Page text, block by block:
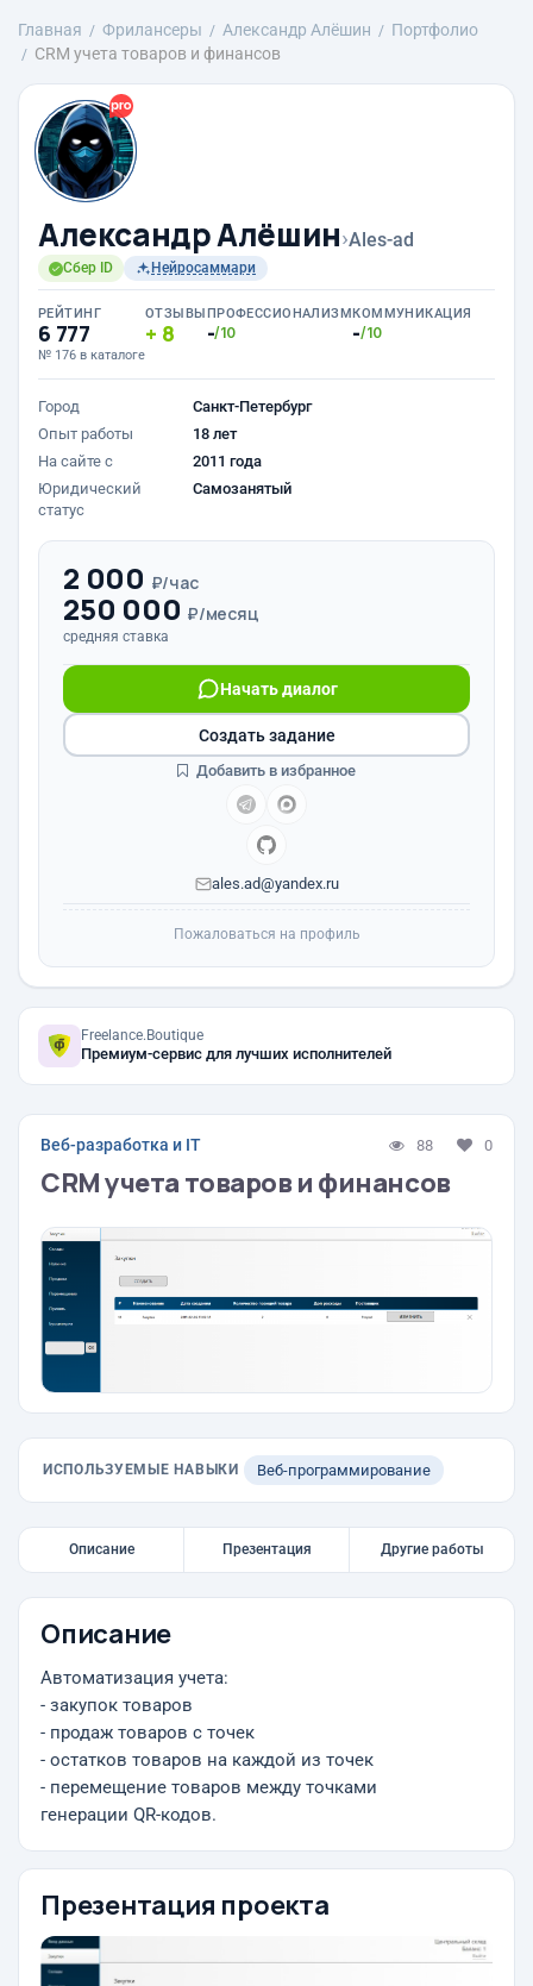
Главная Фрилансеры Александр Алёшин
Портфолио
CRM учета товаров и финансов
Александр Алёшин›Ales-ad
Сбер ID Нейросаммари
РЕЙТИНГ
6 777
№ 176 в каталоге
ОТЗЫВЫ
8
ПРОФЕССИОНАЛИЗМ
-/10
КОММУНИКАЦИЯ
-/10
Город
Санкт-Петербург
Опыт работы
18 лет
На сайте с
2011 года
Юридический
статус
Самозанятый
2 000 ₽/час
250 000 ₽/месяц
средняя ставка
Начать диалог
ales.ad@yandex.ru
Создать задание
Добавить в избранное
Пожаловаться на профиль
Freelance.Boutique
Премиум-сервис для лучших исполнителей
Веб-разработка и IT 88 0
CRM учета товаров и финансов
ИСПОЛЬЗУЕМЫЕ НАВЫКИ Веб-программирование
Описание Презентация Другие работы
Описание
Автоматизация учета:
- закупок товаров
- продаж товаров с точек
- остатков товаров на каждой из точек
- перемещение товаров между точками
генерации QR-кодов.
Презентация проекта